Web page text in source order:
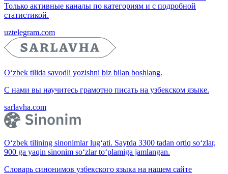
Только активные каналы по категориям и с подробной
статистикой.
uztelegram.com
O‘zbek tilida savodli yozishni biz bilan boshlang.
С нами вы научитесь грамотно писать на узбекском языке.
sarlavha.com
O‘zbek tilining sinonimlar lug‘ati. Saytda 3300 tadan ortiq so‘zlar,
900 ga yaqin sinonim so‘zlar to‘plamiga jamlangan.
Словарь синонимов узбекского языка на нашем сайте